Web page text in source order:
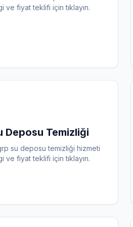
ve fiyat teklifi için tıklayın.
Deposu Temizliği
su deposu temizliği hizmeti
ve fiyat teklifi için tıklayın.